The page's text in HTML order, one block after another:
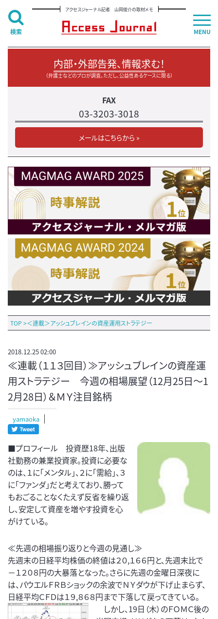
アクセスジャーナル記者 山岡俊介の取材メモ
内部・外部告発、情報求む！
（弁護士などのプロが調査。ただし、公益性あるケースに限る）
FAX
03-3203-3018
メールはこちらから »
TOP >＜連載＞アッシュブレインの資産運用ストラテジー
2018.12.25 02:00
≪連載（１１３回目）≫アッシュブレインの資産運
用ストラテジー 今週の相場展望（12月25日～1
2月28日）＆ＭＹ注目銘柄
yamaoka
■プロフィール 投資歴18年、出版
社勤務の兼業投資家。投資に必要な
のは、１に「メンタル」、２に「需給」、３
に「ファンダ」だと考えており、勝って
もおごることなくたえず反省を繰り返
し、安定して資産を増やす投資を心
がけている。
≪先週の相場振り返りと今週の見通し≫
先週末の日経平均株価の終値は２０,１６６円と、先週末比で
－１２０８円の大暴落となった。さらに先週の金曜日深夜に
は、パウエルＦＲＢショックの余波でＮＹダウが下げ止まらず、
日経平均ＣＦＤは１９,８６８円まで下落して戻ってきている。
しかし、19日（木）のＦＯＭＣ後の
MENU
検索